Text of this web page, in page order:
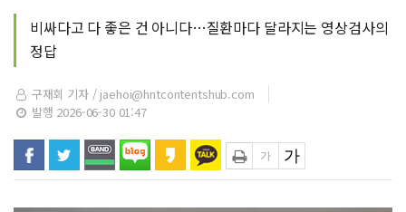
비싸다고 다 좋은 건 아니다…질환마다 달라지는 영상검사의
정답
구재회 기자 / jaehoi@hntcontentshub.com
발행 2026-06-30 01:47